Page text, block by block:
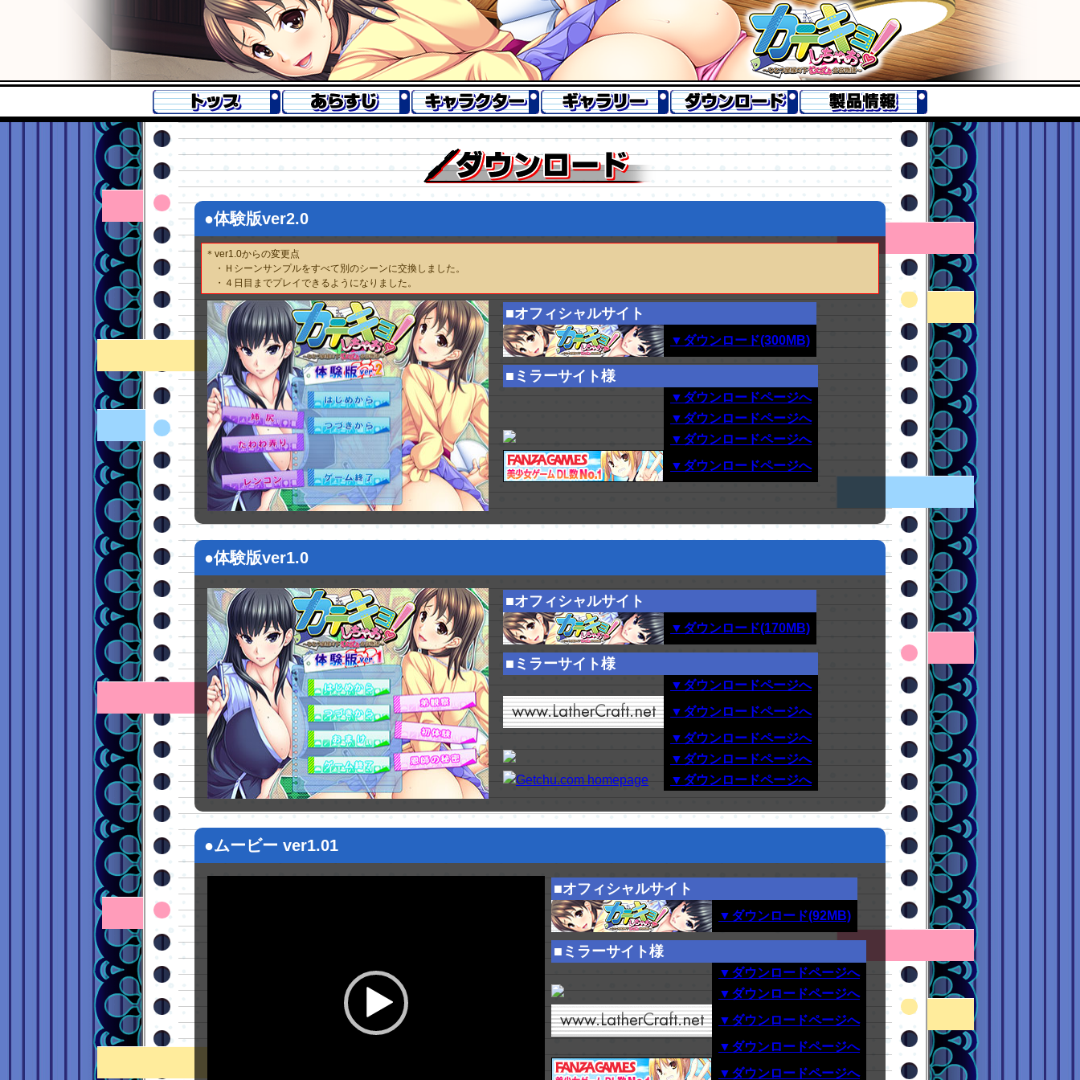
●体験版ver2.0
＊ver1.0からの変更点
・Ｈシーンサンプルをすべて別のシーンに交換しました。
・４日目までプレイできるようになりました。
■オフィシャルサイト
▼ダウンロード(300MB)
■ミラーサイト様
▼ダウンロードページへ
▼ダウンロードページへ
▼ダウンロードページへ
▼ダウンロードページへ
●体験版ver1.0
■オフィシャルサイト
▼ダウンロード(170MB)
■ミラーサイト様
▼ダウンロードページへ
▼ダウンロードページへ
▼ダウンロードページへ
▼ダウンロードページへ
▼ダウンロードページへ
●ムービー ver1.01
■オフィシャルサイト
▼ダウンロード(92MB)
■ミラーサイト様
▼ダウンロードページへ
▼ダウンロードページへ
▼ダウンロードページへ
▼ダウンロードページへ
▼ダウンロードページへ